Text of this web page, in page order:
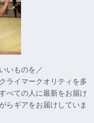
いものを／
ライマークオリティを多
べての人に最新をお届け
らギアをお届けしていま